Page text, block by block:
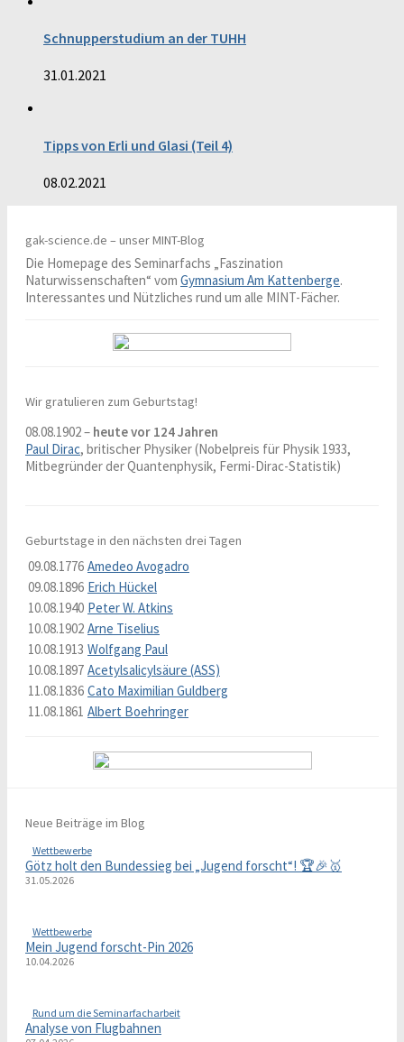
Schnupperstudium an der TUHH
31.01.2021
Tipps von Erli und Glasi (Teil 4)
08.02.2021
gak-science.de – unser MINT-Blog
Die Homepage des Seminarfachs „Faszination
Naturwissenschaften“ vom Gymnasium Am Kattenberge.
Interessantes und Nützliches rund um alle MINT-Fächer.
Wir gratulieren zum Geburtstag!
08.08.1902 – heute vor 124 Jahren
Paul Dirac, britischer Physiker (Nobelpreis für Physik 1933,
Mitbegründer der Quantenphysik, Fermi-Dirac-Statistik)
Geburtstage in den nächsten drei Tagen
09.08.1776 Amedeo Avogadro
09.08.1896 Erich Hückel
10.08.1940 Peter W. Atkins
10.08.1902 Arne Tiselius
10.08.1913 Wolfgang Paul
10.08.1897 Acetylsalicylsäure (ASS)
11.08.1836 Cato Maximilian Guldberg
11.08.1861 Albert Boehringer
Neue Beiträge im Blog
Wettbewerbe
Götz holt den Bundessieg bei „Jugend forscht“! 🏆🎉🥇
31.05.2026
Wettbewerbe
Mein Jugend forscht-Pin 2026
10.04.2026
Rund um die Seminarfacharbeit
Analyse von Flugbahnen